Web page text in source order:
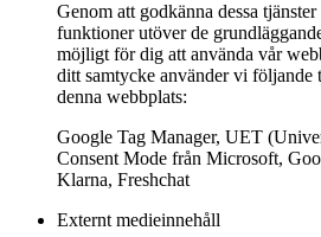
Genom att godkänna dessa
funktioner utöver de
möjligt för dig att använda vår
ditt samtycke använder vi följande
denna webbplats:
Google Tag Manager, UET
Consent Mode från Microsoft,
Klarna, Freshchat
Externt medieinnehåll